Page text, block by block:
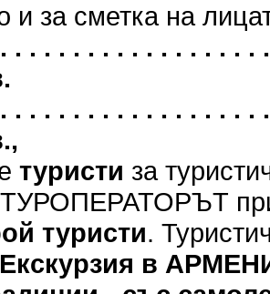
и за сметка на
. . . . . . . . . . . . . . . .
. . . . . . . . . . . . . . . .
туристи за
ТУРОПЕРАТОРЪТ
туристи.
Екскурзия в